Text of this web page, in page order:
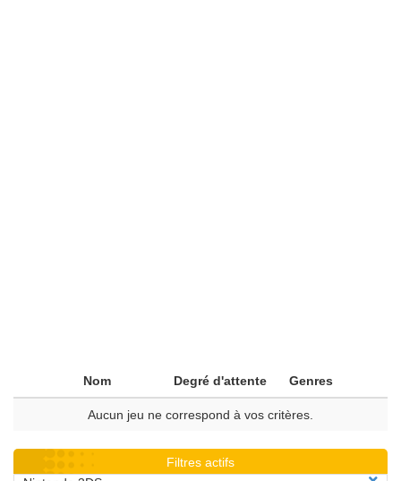
Nom Degré d'attente Genres
Aucun jeu ne correspond à vos critères.
Filtres actifs